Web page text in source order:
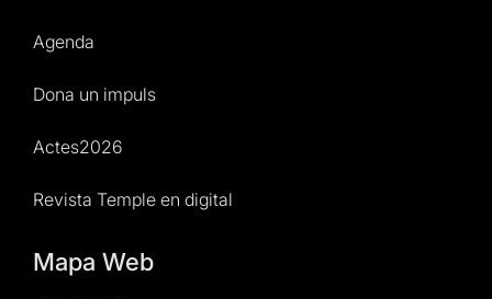
Agenda
Dona un impuls
Actes2026
Revista Temple en digital
Mapa Web